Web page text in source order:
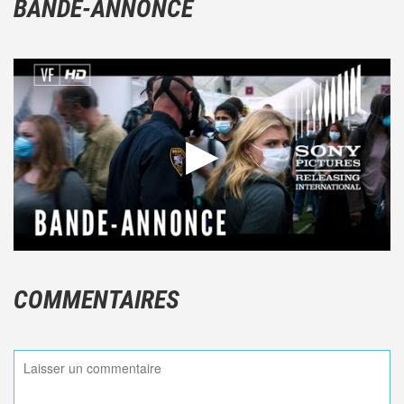
BANDE-ANNONCE
COMMENTAIRES